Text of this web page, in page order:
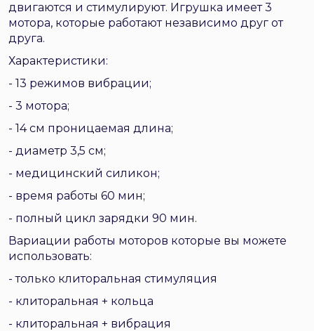
двигаются и стимулируют. Игрушка имеет 3
мотора, которые работают независимо друг от
друга.
Характеристики:
- 13 режимов вибрации;
- 3 мотора;
- 14 см проницаемая длина;
- диаметр 3,5 см;
- медицинский силикон;
- время работы 60 мин;
- полный цикл зарядки 90 мин.
Вариации работы моторов которые вы можете
использовать:
- только клиторальная стимуляция
- клиторальная + кольца
- клиторальная + вибрация